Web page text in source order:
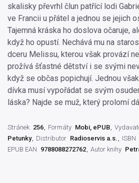
skalisky převrhl člun patřící lodi
ve Francii u přátel a jednou se jejich
Tajemná kráska ho doslova očaruje,
když ho opustí. Nechává mu na
dceru Melissu, kterou však provází
prožívá šťastné dětství i se svými
když se občas popichují. Jednou
dívka musí vypořádat se svým
láska? Najde se muž, který prolomí
Stránek 256 Formáty Mobi, ePUB
Petunky
Distributor Radioservis a.s. ISBN
EPUB EAN 9788088272762 Autor knihy